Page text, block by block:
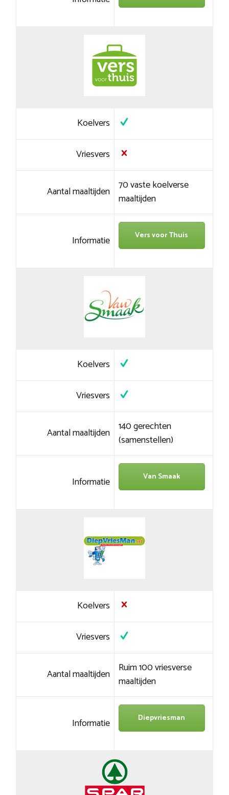
Koelvers
Vriesvers
Aantal maaltijden 70 vaste koelverse
maaltijden
Informatie Vers voor Thuis
Koelvers
Vriesvers
Aantal maaltijden 140 gerechten
(samenstellen)
Informatie Van Smaak
Koelvers
Vriesvers
Aantal maaltijden Ruim 100 vriesverse
maaltijden
Informatie Diepvriesman